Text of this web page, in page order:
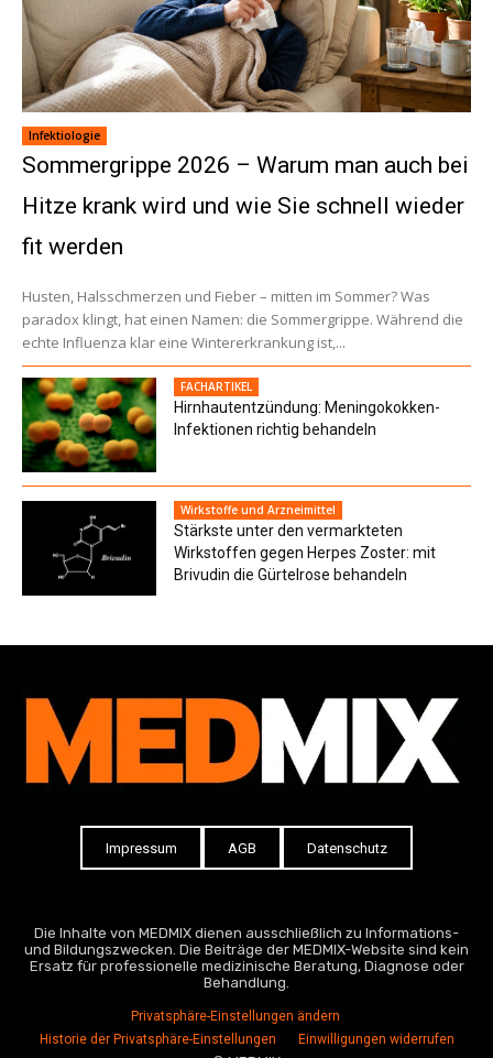
Infektiologie
Sommergrippe 2026 – Warum man auch bei
Hitze krank wird und wie Sie schnell wieder
fit werden
Husten, Halsschmerzen und Fieber – mitten im Sommer? Was
paradox klingt, hat einen Namen: die Sommergrippe. Während die
echte Influenza klar eine Wintererkrankung ist,...
FACHARTIKEL
Hirnhautentzündung: Meningokokken-
Infektionen richtig behandeln
Wirkstoffe und Arzneimittel
Stärkste unter den vermarkteten
Wirkstoffen gegen Herpes Zoster: mit
Brivudin die Gürtelrose behandeln
Impressum AGB Datenschutz
Die Inhalte von MEDMIX dienen ausschließlich zu Informations-
und Bildungszwecken. Die Beiträge der MEDMIX-Website sind kein
Ersatz für professionelle medizinische Beratung, Diagnose oder
Behandlung.
Privatsphäre-Einstellungen ändern
Historie der Privatsphäre-Einstellungen
Einwilligungen widerrufen